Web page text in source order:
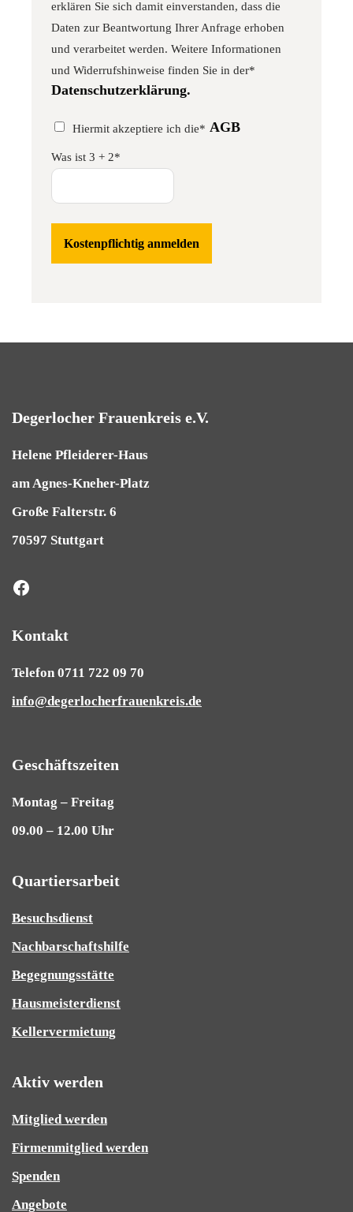
erklären Sie sich damit einverstanden, dass die
Daten zur Beantwortung Ihrer Anfrage erhoben
und verarbeitet werden. Weitere Informationen
und Widerrufshinweise finden Sie in der*
Datenschutzerklärung.
Hiermit akzeptiere ich die* AGB
Was ist 3 + 2*
Degerlocher Frauenkreis e.V.
Helene Pfleiderer-Haus
am Agnes-Kneher-Platz
Große Falterstr. 6
70597 Stuttgart
Kontakt
Telefon 0711 722 09 70
info@degerlocherfrauenkreis.de
Geschäftszeiten
Montag – Freitag
09.00 – 12.00 Uhr
Quartiersarbeit
Besuchsdienst
Nachbarschaftshilfe
Begegnungsstätte
Hausmeisterdienst
Kellervermietung
Aktiv werden
Mitglied werden
Firmenmitglied werden
Spenden
Angebote